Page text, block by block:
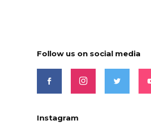
Follow us on social media
Instagram